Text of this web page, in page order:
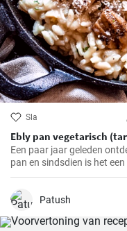
Sla
Ebly pan vegetarisch
Een paar jaar geleden
pan en sindsdien is het
een tarweproduct zoals
groenten en kruiden maakt
Patush